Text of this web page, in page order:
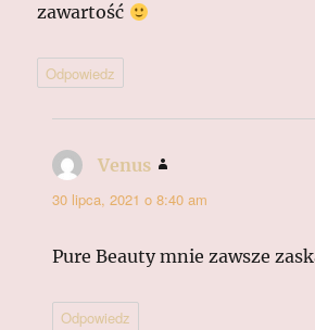
zawartość
Odpowiedz
Venus
30 lipca, 2021 o 8:40 am
Pure Beauty mnie zawsze
Odpowiedz